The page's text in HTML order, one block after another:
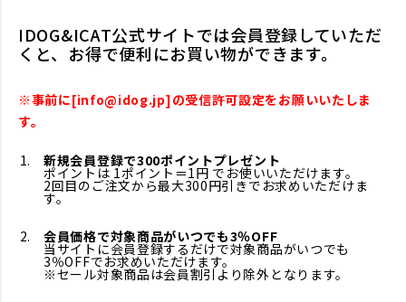
IDOG&ICAT公式サイトでは会員登録していただ
くと、お得で便利にお買い物ができます。
※事前に[info@idog.jp]の受信許可設定をお願いいたしま
す。
新規会員登録で300ポイントプレゼント
ポイントは 1ポイント＝1円 でお使いいただけます。
2回目のご注文から最大300円引きでお求めいただけま
す。
会員価格で対象商品がいつでも3％OFF
当サイトに会員登録するだけで対象商品がいつでも
3％OFFでお求めいただけます。
※セール対象商品は会員割引より除外となります。